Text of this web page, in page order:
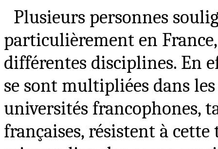
Plusieurs personnes
particulièrement en
différentes disciplines. En
se sont multipliées dans
universités francophones,
françaises, résistent à